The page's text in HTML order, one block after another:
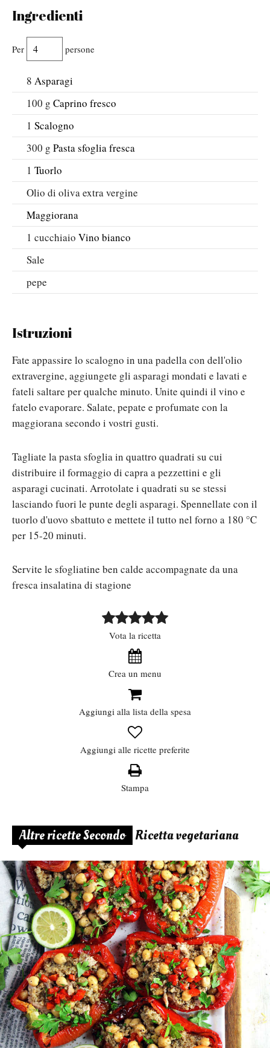
Ingredienti
Per persone
8 Asparagi
100 g Caprino fresco
1 Scalogno
300 g Pasta sfoglia fresca
1 Tuorlo
Olio di oliva extra vergine
Maggiorana
1 cucchiaio Vino bianco
Sale
pepe
Istruzioni
Fate appassire lo scalogno in una padella con dell'olio
extravergine, aggiungete gli asparagi mondati e lavati e
fateli saltare per qualche minuto. Unite quindi il vino e
fatelo evaporare. Salate, pepate e profumate con la
maggiorana secondo i vostri gusti.
Tagliate la pasta sfoglia in quattro quadrati su cui
distribuire il formaggio di capra a pezzettini e gli
asparagi cucinati. Arrotolate i quadrati su se stessi
lasciando fuori le punte degli asparagi. Spennellate con il
tuorlo d'uovo sbattuto e mettete il tutto nel forno a 180 °C
per 15-20 minuti.
Servite le sfogliatine ben calde accompagnate da una
fresca insalatina di stagione
Vota la ricetta
Crea un menu
Aggiungi alla lista della spesa
Aggiungi alle ricette preferite
Stampa
Altre ricette Secondo Ricetta vegetariana